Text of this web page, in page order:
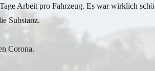
Arbeit pro Fahrzeug. Es war wirklich
Substanz.
Corona.